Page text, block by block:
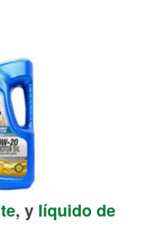
, y líquido de